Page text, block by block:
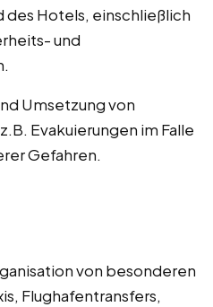
des Hotels, einschließlich
und
Umsetzung von
Evakuierungen im Falle
Gefahren.
von besonderen
Flughafentransfers,